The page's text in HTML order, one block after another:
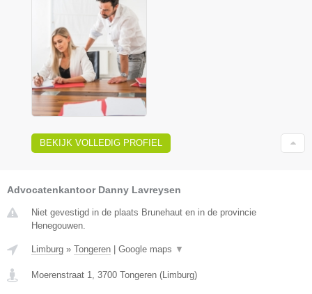
BEKIJK VOLLEDIG PROFIEL
Advocatenkantoor Danny Lavreysen
Niet gevestigd in de plaats Brunehaut en in de provincie
Henegouwen.
Limburg » Tongeren Google maps ▼
Moerenstraat 1 3700 Tongeren ( Limburg)